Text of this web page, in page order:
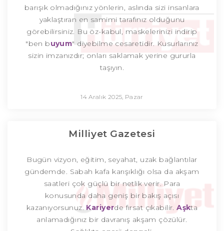
barışık olmadığınız yönlerin, aslında sizi insanlara
yaklaştıran en samimi tarafınız olduğunu
görebilirsiniz. Bu öz-kabul, maskelerinizi indirip
"ben buyum" diyebilme cesaretidir. Kusurlarınız
sizin imzanızdır; onları saklamak yerine gururla
taşıyın.
14 Aralık 2025, Pazar
Milliyet Gazetesi
Bugün vizyon, eğitim, seyahat, uzak bağlantılar
gündemde. Sabah kafa karışıklığı olsa da akşam
saatleri çok güçlü bir netlik verir. Para
konusunda daha geniş bir bakış açısı
kazanıyorsunuz. Kariyerde fırsat çıkabilir.Aşkta
anlamadığınız bir davranış akşam çözülür.